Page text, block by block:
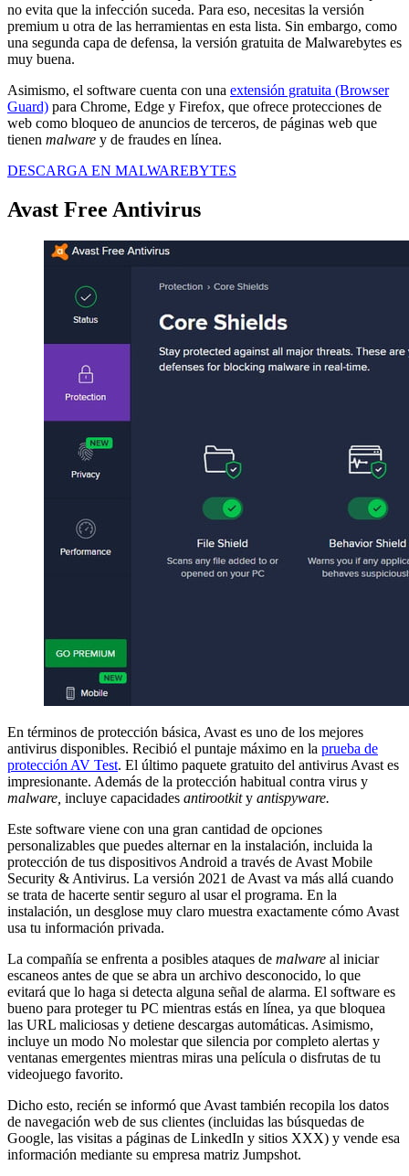
no evita que la infección suceda. Para eso, necesitas la versión
premium u otra de las herramientas en esta lista. Sin embargo, como
una segunda capa de defensa, la versión gratuita de Malwarebytes es
muy buena.
Asimismo, el software cuenta con una extensión gratuita (Browser
Guard) para Chrome, Edge y Firefox, que ofrece protecciones de
web como bloqueo de anuncios de terceros, de páginas web que
tienen malware y de fraudes en línea.
DESCARGA EN MALWAREBYTES
Avast Free Antivirus
En términos de protección básica, Avast es uno de los mejores
antivirus disponibles. Recibió el puntaje máximo en la prueba de
protección AV Test. El último paquete gratuito del antivirus Avast es
impresionante. Además de la protección habitual contra virus y
malware, incluye capacidades antirootkity antispyware.
Este software viene con una gran cantidad de opciones
personalizables que puedes alternar en la instalación, incluida la
protección de tus dispositivos Android a través de Avast Mobile
Security & Antivirus. La versión 2021 de Avast va más allá cuando
se trata de hacerte sentir seguro al usar el programa. En la
instalación, un desglose muy claro muestra exactamente cómo Avast
usa tu información privada.
La compañía se enfrenta a posibles ataques de malware al iniciar
escaneos antes de que se abra un archivo desconocido, lo que
evitará que lo haga si detecta alguna señal de alarma. El software es
bueno para proteger tu PC mientras estás en línea, ya que bloquea
las URL maliciosas y detiene descargas automáticas. Asimismo,
incluye un modo No molestar que silencia por completo alertas y
ventanas emergentes mientras miras una película o disfrutas de tu
videojuego favorito.
Dicho esto, recién se informó que Avast también recopila los datos
de navegación web de sus clientes (incluidas las búsquedas de
Google, las visitas a páginas de LinkedIn y sitios XXX) y vende esa
información mediante su empresa matriz Jumpshot.